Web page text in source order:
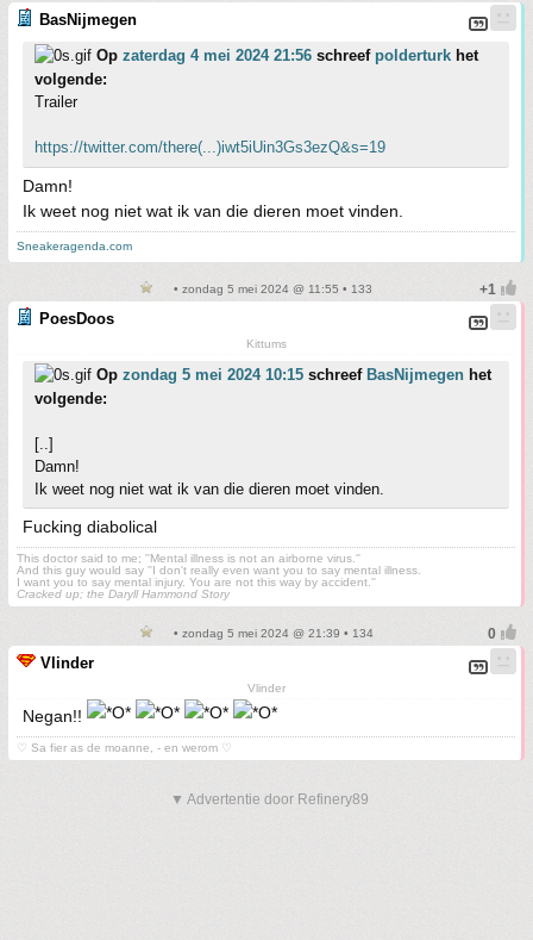
BasNijmegen
Op zaterdag 4 mei 2024 21:56 schreef polderturk het
volgende:
Trailer
https://twitter.com/there(...)iwt5iUin3Gs3ezQ&s=19
Damn!
Ik weet nog niet wat ik van die dieren moet vinden.
Sneakeragenda.com
• zondag 5 mei 2024 @ 11:55 • 133
PoesDoos
Kittums
Op zondag 5 mei 2024 10:15 schreef BasNijmegen het
volgende:
[..]
Damn!
Ik weet nog niet wat ik van die dieren moet vinden.
Fucking diabolical
This doctor said to me; ''Mental illness is not an airborne virus.''
And this guy would say ''I don't really even want you to say mental illness.
I want you to say mental injury. You are not this way by accident.''
Cracked up; the Daryll Hammond Story
• zondag 5 mei 2024 @ 21:39 • 134
Vlinder
Vlinder
Negan!!
♡ Sa fier as de moanne, - en werom ♡
▼ Advertentie door Refinery89